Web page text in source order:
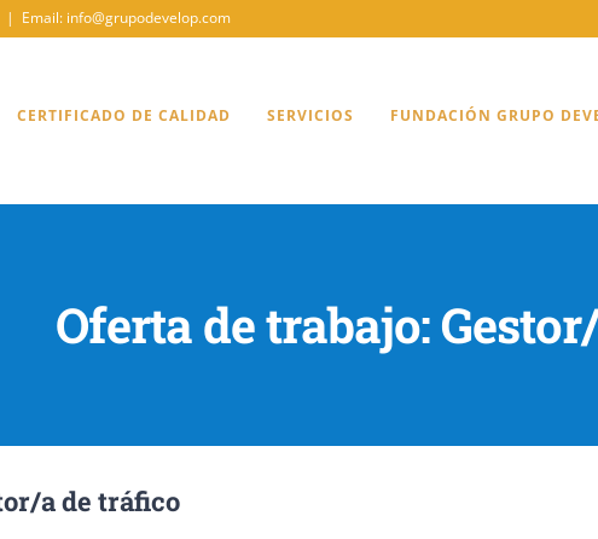
| Email: info@grupodevelop.com
CERTIFICADO DE CALIDAD SERVICIOS FUNDACIÓN GRUPO
Oferta de trabajo:
a de tráfico